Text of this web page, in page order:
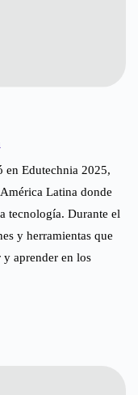
Edutechnia 2025,
Latina donde
tecnología. Durante el
y herramientas que
y aprender en los